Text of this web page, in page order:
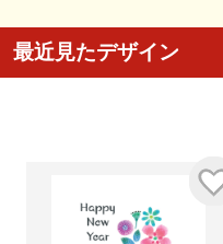
最近見たデザイン